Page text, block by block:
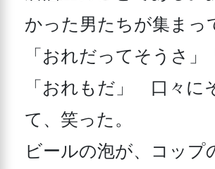
かった男たちが集まっ
「おれだってそうさ」
「おれもだ」　口々に
て、笑った。
ビールの泡が、コップ